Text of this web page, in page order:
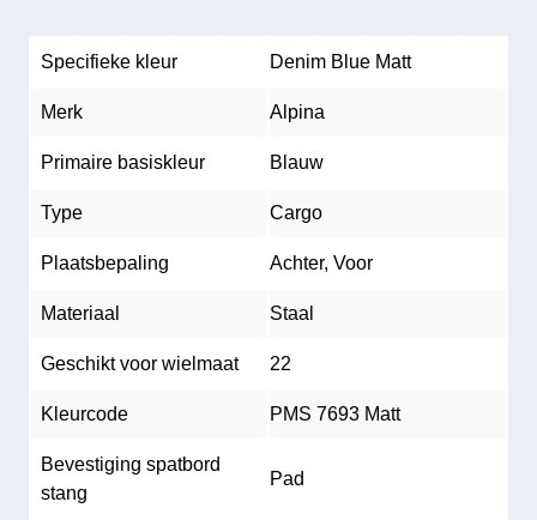
Specifieke kleur Denim Blue Matt
Merk Alpina
Primaire basiskleur Blauw
Type Cargo
Plaatsbepaling Achter, Voor
Materiaal Staal
Geschikt voor wielmaat 22
Kleurcode PMS 7693 Matt
Bevestiging spatbord
stang
Pad